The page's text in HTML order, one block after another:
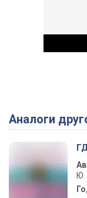
Аналоги
Ю.